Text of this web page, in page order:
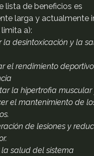
lista de beneficios es
larga y actualmente
a):
la desintoxicación y la
el rendimiento
la hipertrofia muscular
el mantenimiento de
de lesiones y
salud del sistema